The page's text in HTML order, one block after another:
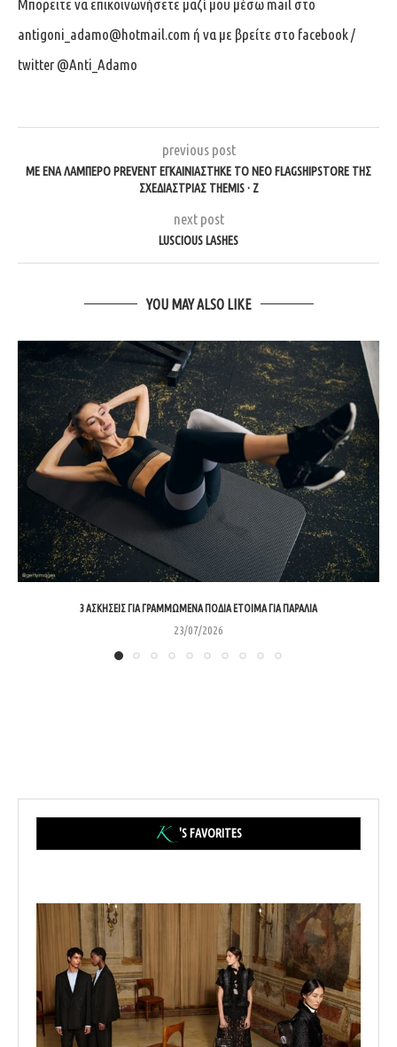
Μπορειτε να επικοινωνήσετε μαζί μου μέσω mail στο
antigoni_adamo@hotmail.com ή να με βρείτε στο facebook /
twitter @Anti_Adamo
previous post
ΜΕ ΕΝΑ ΛΑΜΠΕΡΟ PREVENT ΕΓΚΑΙΝΙΑΣΤΗΚΕ ΤΟ ΝΕΟ FLAGSHIPSTORE ΤΗΣ
ΣΧΕΔΙΑΣΤΡΙΑΣ THEMIS · Z
next post
LUSCIOUS LASHES
YOU MAY ALSO LIKE
3 ΑΣΚΉΣΕΙΣ ΓΙΑ ΓΡΑΜΜΩΜΈΝΑ ΠΌΔΙΑ ΈΤΟΙΜΑ ΓΙΑ ΠΑΡΑΛΊΑ
23/07/2026
'S FAVORITES